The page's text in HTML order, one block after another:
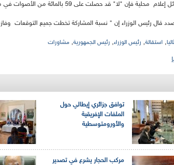
فإن "لا" قد حصلت على 59 بالمائة من الأصوات في مقابل 41 بالمائة لـ"نعم".
قال رئيس الوزراء إن " نسبة المشاركة تخطت جميع التوقعات
, استقالة, رئيس الوزراء, رئيس الجمهورية, مشاورات
توافق جزائري إيطالي حول
الملفات الإفريقية
والأورومتوسطية
مركب الحجار يشرع في تصدير